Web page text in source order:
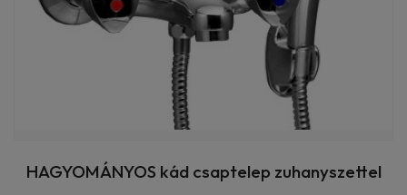
HAGYOMÁNYOS kád csaptelep zuhanyszettel